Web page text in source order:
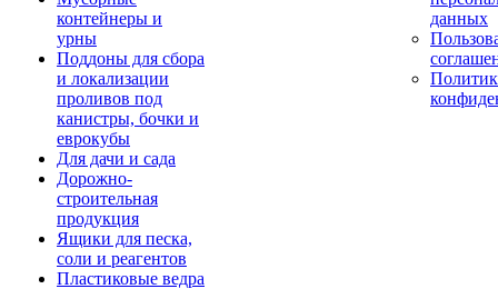
контейнеры и
урны
Поддоны для сбора
и локализации
проливов под
канистры, бочки и
еврокубы
Для дачи и сада
Дорожно-
строительная
продукция
Ящики для песка,
соли и реагентов
Пластиковые ведра
данных